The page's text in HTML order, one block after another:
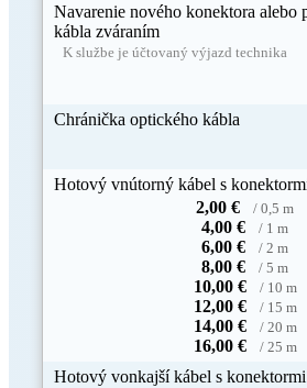
Navarenie nového konektora alebo
kábla zváraním
K službe je účtovaný výjazd technika
Chránička optického kábla
Hotový vnútorný kábel s
2,00 €
/ 0,5 m
4,00 € / 1 m
6,00 € / 2 m
8,00 € / 5 m
10,00 € / 10 m
12,00 € / 15 m
14,00 € / 20 m
16,00 € / 25 m
Hotový vonkajší kábel s